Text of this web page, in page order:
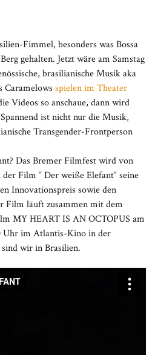
Fimmel, besonders was Bossa
gehalten. Jetzt wäre am Samstag
brasilianische Musik aka
Caramelows spielen im Theater
Videos so anschaue, dann wird
ist nicht nur die Musik,
Transgender-Frontperson
Das Bremer Filmfest wird von
Film “ Der weiße Elefant“ seine
Innovationspreis sowie den
Film läuft zusammen mit dem
MY HEART IS AN OCTOPUS am
Uhr im Atlantis-Kino in der
wir in Brasilien.